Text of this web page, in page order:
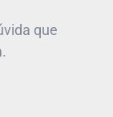
que